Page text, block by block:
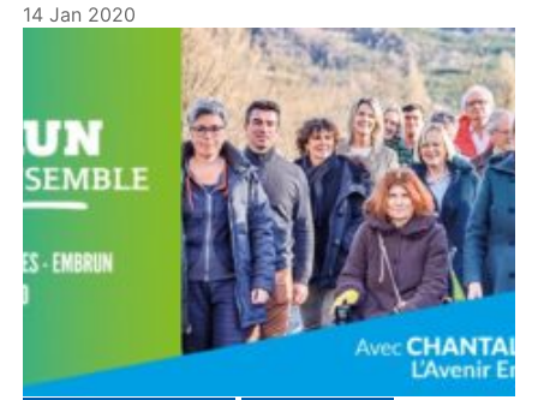
14 Jan 2020